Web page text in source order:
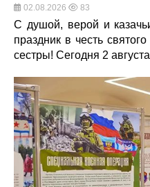
02.08.2026 83
С душой, верой и
праздник в честь
сестры! Сегодня 2